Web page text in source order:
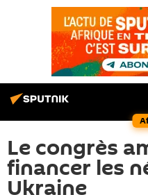
Le congrès
financer les
Ukraine